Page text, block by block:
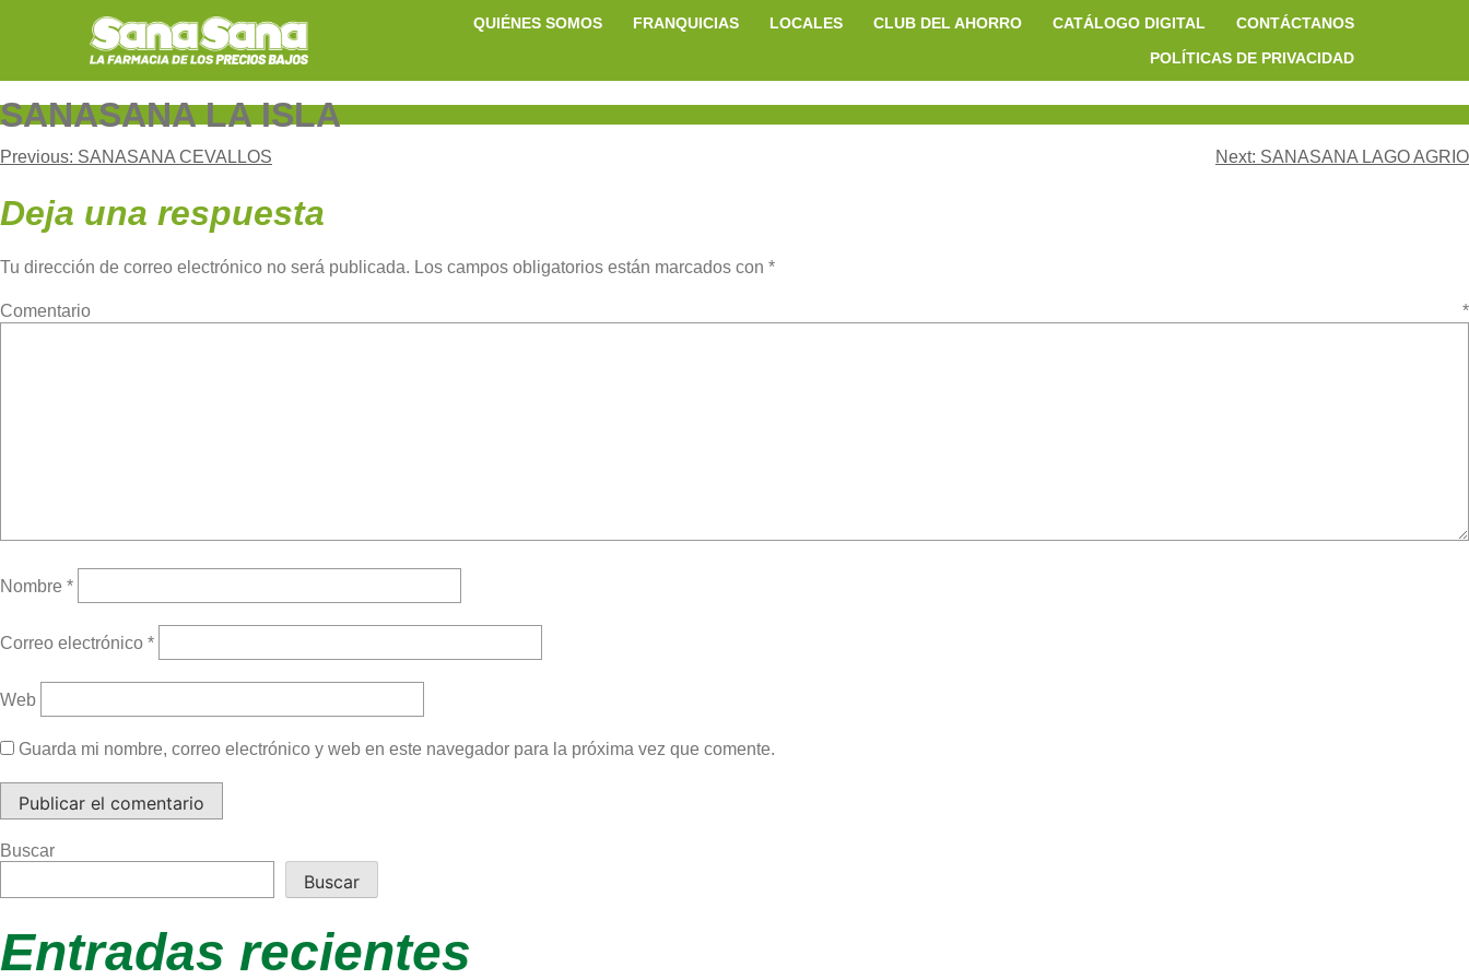
QUIÉNES SOMOS FRANQUICIAS LOCALES CLUB DEL AHORRO CATÁLOGO DIGITAL
CONTÁCTANOS
POLÍTICAS DE PRIVACIDAD
SANASANA LA ISLA
Navegación
de
entradas
Previous: SANASANA CEVALLOS Next: SANASANA LAGO AGRIO
Deja una respuesta
Tu dirección de correo electrónico no será publicada. Los campos obligatorios están marcados con *
Comentario *
Nombre *
Correo electrónico *
Web
Guarda mi nombre, correo electrónico y web en este navegador para la próxima vez que comente.
Buscar
Buscar
Entradas recientes